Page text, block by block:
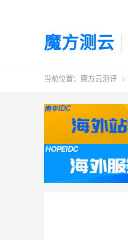
魔方测云
当前位置： 魔方云测评 